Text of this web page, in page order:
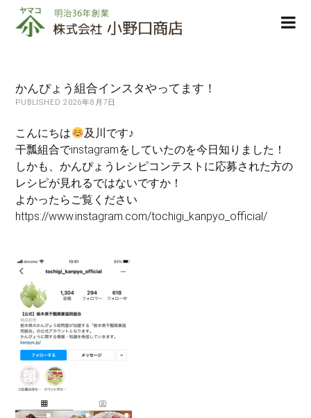
株
式
小
野
商
店
かんぴょう組合インスタやってます！
PUBLISHED 2026年8月7日
こんにちは
及川です♪
干瓢組合でinstagramをしていたのを今日知りました！
しかも、かんぴょうレシピコンテストに応募された方の
レシピが見れるではないですか！
よかったらご覧ください
https://www.instagram.com/tochigi_kanpyo_official/